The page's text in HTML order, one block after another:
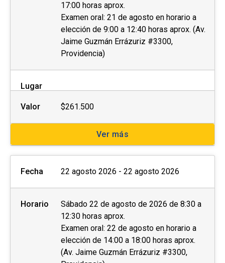
17:00 horas aprox.
Examen oral: 21 de agosto en horario a
elección de 9:00 a 12:40 horas aprox. (Av.
Jaime Guzmán Errázuriz #3300,
Providencia)
Lugar
Valor $261.500
Ver más
Fecha 22 agosto 2026 - 22 agosto 2026
Horario
Sábado 22 de agosto de 2026 de 8:30 a
12:30 horas aprox.
Examen oral: 22 de agosto en horario a
elección de 14:00 a 18:00 horas aprox.
(Av. Jaime Guzmán Errázuriz #3300,